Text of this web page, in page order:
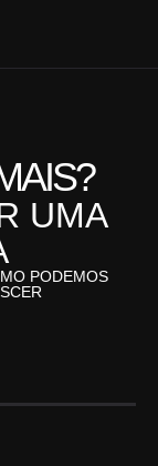
UMA
PODEMOS